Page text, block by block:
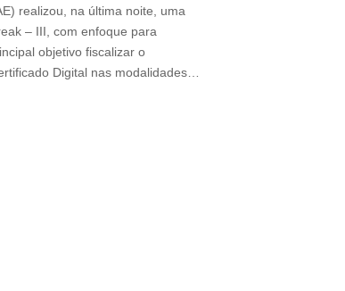
realizou, na última noite, uma
– III, com enfoque para
objetivo fiscalizar o
Digital nas modalidades…